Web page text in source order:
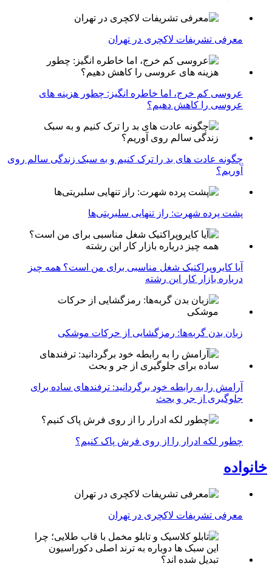
معرفی تشریفات لاکچری در تهران
عروسی کم خرج، اما خاطره انگیز: چطور هزینه های
عروسی را کاهش دهیم؟
چگونه عادت‌ های بد را ترک کنیم و به سبک زندگی سالم روی
آوریم؟
پشت پرده شهرت: راز تنهایی سلبریتی‌ها
آیا کایروپراکتیک شغل مناسبی برای من است؟ همه چیز
درباره بازار کار این رشته
زبان بدن گربه‌ها: رمزگشایی از حرکات موشکی
آرامش را به رابطه خود برگردانید: ترفندهای ساده برای
جلوگیری از جر و بحث
چطور لکه ادرار را از روی فرش پاک کنیم؟
خانواده
معرفی تشریفات لاکچری در تهران